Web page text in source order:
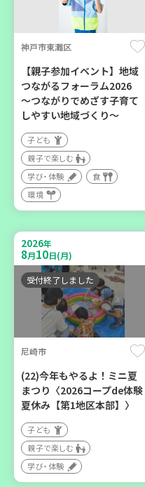
【第3地区本部】初心者も料
理好きも集まれ～♪ メン
(麺)ズ・クッキング
学び・体験 食
2026 年
9月14日(月)
「フードドライブ」集中受
け付け！
環境
神戸市東灘区
【親子参加イベント】地域
つながるフォーラム2026
～つながりでめざす子育て
しやすい地域づくり～
子ども
親子で楽しむ
学び・体験
食
環境
2026年
8月10日(月)
受付終了しました
尼崎市
(22)今年もやるよ！ミニ夏
まつり〈2026コープde体験
夏休み【第1地区本部】〉
子ども
親子で楽しむ
学び・体験